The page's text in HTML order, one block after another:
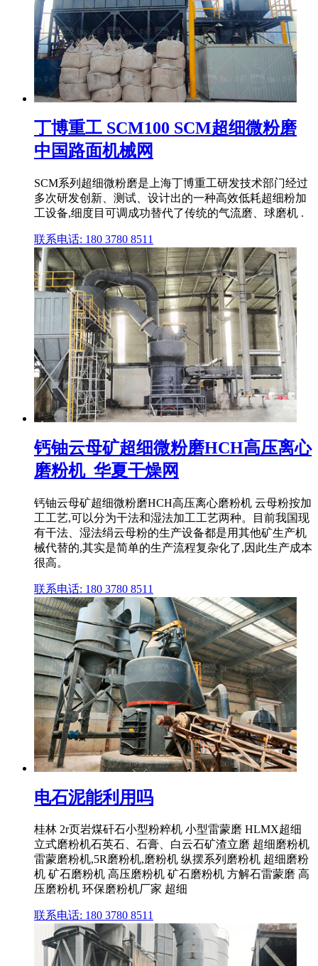
丁博重工 SCM100 SCM超细微粉磨
中国路面机械网
SCM系列超细微粉磨是上海丁博重工研发技术部门经过
多次研发创新、测试、设计出的一种高效低耗超细粉加
工设备,细度目可调成功替代了传统的气流磨、球磨机 .
联系电话: 180 3780 8511
钙铀云母矿超细微粉磨HCH高压离心
磨粉机_华夏干燥网
钙铀云母矿超细微粉磨HCH高压离心磨粉机 云母粉按加
工工艺,可以分为干法和湿法加工工艺两种。目前我国现
有干法、湿法绢云母粉的生产设备都是用其他矿生产机
械代替的,其实是简单的生产流程复杂化了,因此生产成本
很高。
联系电话: 180 3780 8511
电石泥能利用吗
桂林 2r页岩煤矸石小型粉粹机 小型雷蒙磨 HLMX超细
立式磨粉机石英石、石膏、白云石矿渣立磨 超细磨粉机
雷蒙磨粉机,5R磨粉机,磨粉机 纵摆系列磨粉机 超细磨粉
机 矿石磨粉机 高压磨粉机 矿石磨粉机 方解石雷蒙磨 高
压磨粉机 环保磨粉机厂家 超细
联系电话: 180 3780 8511